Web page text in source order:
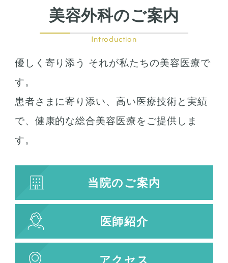
美容外科のご案内
Introduction
優しく寄り添う それが私たちの美容医療で
す。
患者さまに寄り添い、高い医療技術と実績
で、健康的な総合美容医療をご提供しま
す。
当院のご案内
医師紹介
アクセス